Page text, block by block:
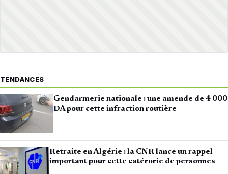
TENDANCES
Gendarmerie nationale : une amende de 4 000
DA pour cette infraction routière
Retraite en Algérie : la CNR lance un rappel
important pour cette catérorie de personnes